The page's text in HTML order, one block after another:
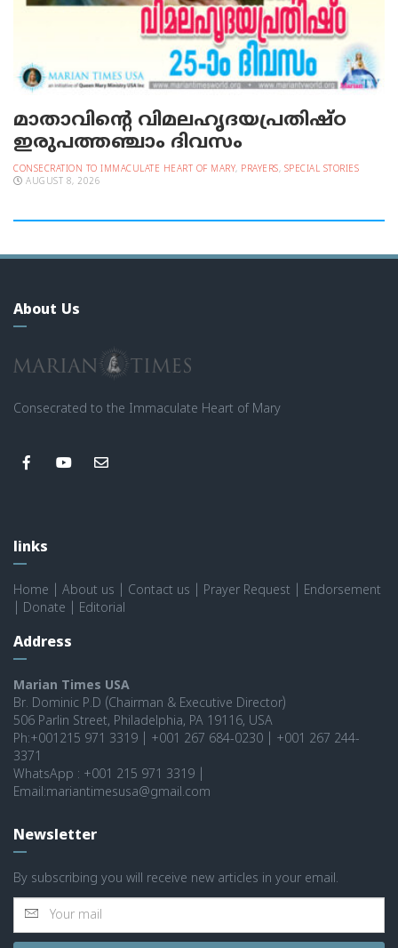
മാതാവിന്റെ വിമലഹൃദയപ്രതിഷ്ഠ
ഇരുപത്തഞ്ചാം ദിവസം
CONSECRATION TO IMMACULATE HEART OF MARY, PRAYERS, SPECIAL STORIES
AUGUST 8, 2026
About Us
Consecrated to the Immaculate Heart of Mary
links
Home About us Contact us Prayer Request
Endorsement
Donate Editorial
Address
Marian Times USA
Br. Dominic P.D (Chairman & Executive Director)
506 Parlin Street, Philadelphia, PA 19116, USA
Ph:+001215 971 3319 | +001 267 684-0230 | +001 267 244-
3371
WhatsApp : +001 215 971 3319 |
Email:mariantimesusa@gmail.com
Newsletter
By subscribing you will receive new articles in your email.